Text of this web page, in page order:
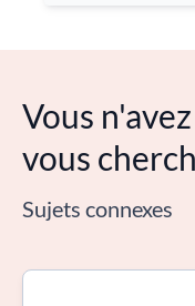
Vous
vous
Sujets connexes